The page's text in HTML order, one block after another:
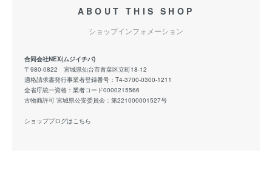
ABOUT THIS SHOP
ショップインフォメーション
合同会社NEX(ムジイチバ)
〒980-0822 宮城県仙台市青葉区立町18-12
適格請求書発行事業者登録番号：T4-3700-0300-1211
全省庁統一資格：業者コード0000215566
古物商許可 宮城県公安委員会：第221000001527号
ショップブログはこちら